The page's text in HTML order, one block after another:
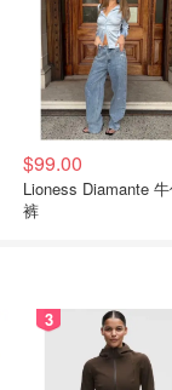
$99.00
Lioness Diamante
裤
3